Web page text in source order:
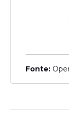
Fonte: